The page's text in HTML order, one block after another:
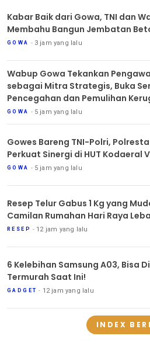
Kabar Baik dari Gowa, TNI dan
Membahu Bangun Jembatan
GOWA 3 jam yang lalu
Wabup Gowa Tekankan
sebagai Mitra Strategis, Buka
Pencegahan dan Pemulihan
GOWA 5 jam yang lalu
Gowes Bareng TNI-Polri,
Perkuat Sinergi di HUT Kodaeral
GOWA 5 jam yang lalu
Resep Telur Gabus 1 Kg yang
Camilan Rumahan Hari Raya
RESEP 12 jam yang lalu
6 Kelebihan Samsung A03, Bisa
Termurah Saat Ini!
GADGET 12 jam yang lalu
INDEX